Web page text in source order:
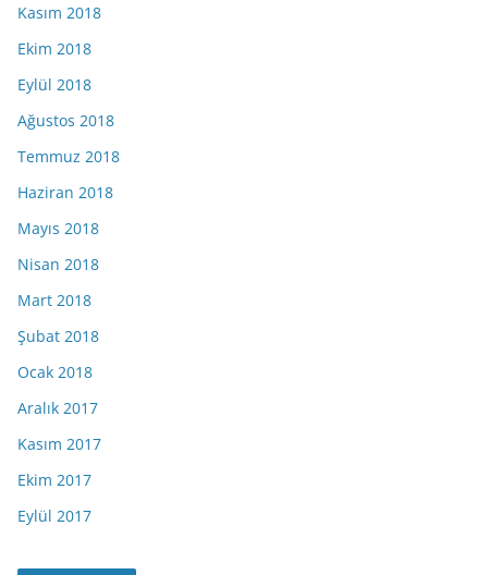
Kasım 2018
Ekim 2018
Eylül 2018
Ağustos 2018
Temmuz 2018
Haziran 2018
Mayıs 2018
Nisan 2018
Mart 2018
Şubat 2018
Ocak 2018
Aralık 2017
Kasım 2017
Ekim 2017
Eylül 2017